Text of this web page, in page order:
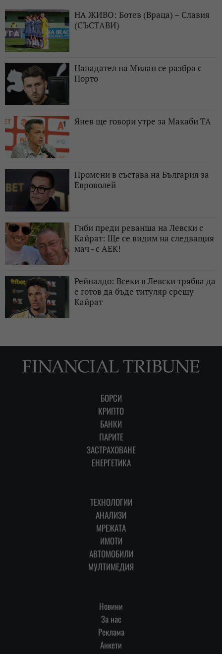
НА ЖИВО: Ботев (Враца) – Славия
(СЪСТАВИ)
Нападател на Милан се разбра с
Порто
Янев ще говори утре за Макаби ТА
Промени в състава на България за
Евроволей
Гиби преди реванша на Левски с
Кайрат: Ще се видим на следващия
мач - с АЕК!
Рейналдо: Всеки в Левски трябва да
е готов да бъде титуляр срещу
Кайрат
БОРСИ
КРИПТО
БАНКИ
ПАРИТЕ
ЗАСТРАХОВАНЕ
ЕНЕРГЕТИКА
ТЕХНОЛОГИИ
АНАЛИЗИ
МРЕЖАТА
ИМОТИ
АВТОМОБИЛИ
МУЛТИМЕДИЯ
Новини
За нас
Реклама
Анкети